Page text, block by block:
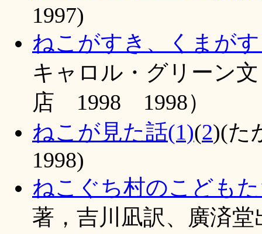
1997)
ねこがすき、くまが
キャロル・グリーン
店 1998 1998）
ねこが見た話(1)(2)(た
1998)
ねこぐち村のこども
著，吉川凪訳、廣済